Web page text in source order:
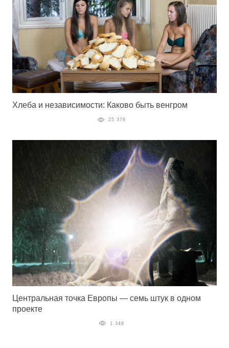
Хлеба и независимости: Каково быть венгром
25 376
Центральная точка Европы — семь штук в одном
проекте
1 348